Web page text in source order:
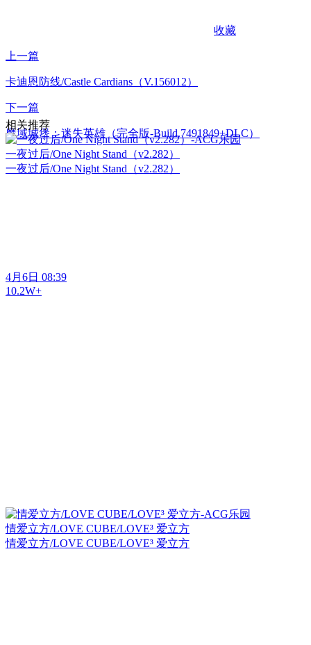
收藏
上一篇
卡迪恩防线/Castle Cardians（V.156012）
下一篇
魔域城堡：迷失英雄（完全版-Build.7491849+DLC）
相关推荐
一夜过后/One Night Stand（v2.282）
一夜过后/One Night Stand（v2.282）
4月6日 08:39
10.2W+
情爱立方/LOVE CUBE/LOVE³ 爱立方
情爱立方/LOVE CUBE/LOVE³ 爱立方